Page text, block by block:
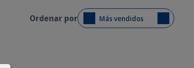
Ordenar por Más vendidos